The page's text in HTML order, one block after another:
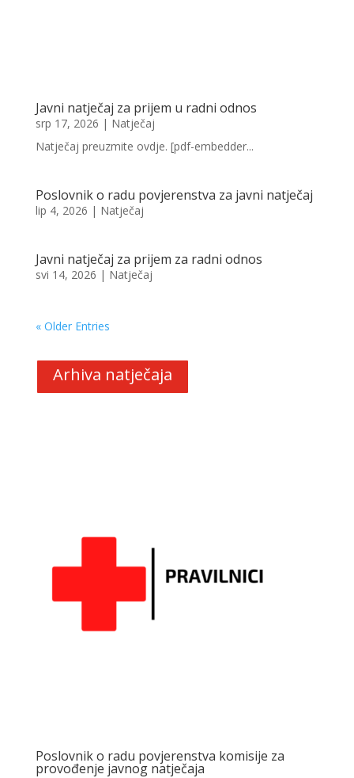
Javni natječaj za prijem u radni odnos
srp 17, 2026 | Natječaj
Natječaj preuzmite ovdje. [pdf-embedder...
Poslovnik o radu povjerenstva za javni natječaj
lip 4, 2026 | Natječaj
Javni natječaj za prijem za radni odnos
svi 14, 2026 | Natječaj
« Older Entries
Arhiva natječaja
Poslovnik o radu povjerenstva komisije za
provođenje javnog natječaja